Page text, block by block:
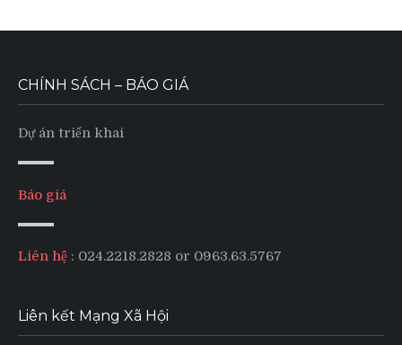
CHÍNH SÁCH – BÁO GIÁ
Dự án triển khai
Báo giá
Liên hệ : 024.2218.2828 or 0963.63.5767
Liên kết Mạng Xã Hội